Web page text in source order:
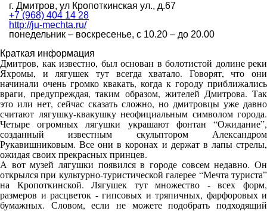
г. Дмитров, ул Кропоткинская ул., д.67
+7 (968) 404 14 28
http://ju-mechta.ru/
понедельник – воскресенье, с 10.20 – до 20.00
Краткая информация
Дмитров, как известно, был основан в болотистой долине реки
Яхромы, и лягушек тут всегда хватало. Говорят, что они
начинали очень громко квакать, когда к городу приближались
враги, предупреждая, таким образом, жителей Дмитрова. Так
это или нет, сейчас сказать сложно, но дмитровцы уже давно
считают лягушку-квакушку неофициальным символом города.
Четыре огромных лягушки украшают фонтан “Ожидание”,
созданный известным скульптором Александром
Рукавишниковым. Все они в коронах и держат в лапы стрелы,
ожидая своих прекрасных принцев.
А вот музей лягушки появился в городе совсем недавно. Он
открылся при культурно-туристической галерее “Мечта туриста”
на Кропоткинской. Лягушек тут множество - всех форм,
размеров и расцветок - гипсовых и тряпичных, фарфоровых и
бумажных. Словом, если не можете подобрать подходящий